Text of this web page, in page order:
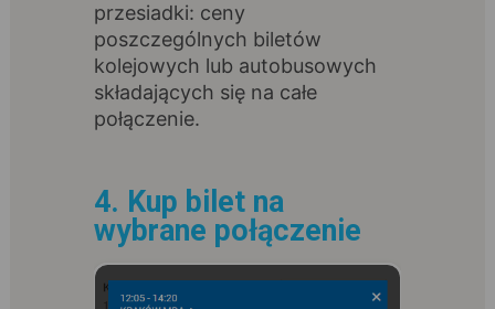
przesiadki: ceny
poszczególnych biletów
kolejowych lub autobusowych
składających się na całe
połączenie.
4. Kup bilet na
wybrane połączenie